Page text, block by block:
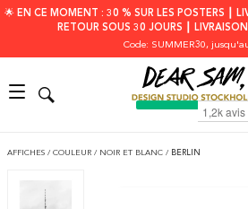
🌟 EN CE MOMENT : 30 % SUR LES POSTERS ┃
RETOUR SOUS 30 JOURS ┃
Code: SUMMER30,
AFFICHES / COULEUR / NOIR ET BLANC / BERLIN